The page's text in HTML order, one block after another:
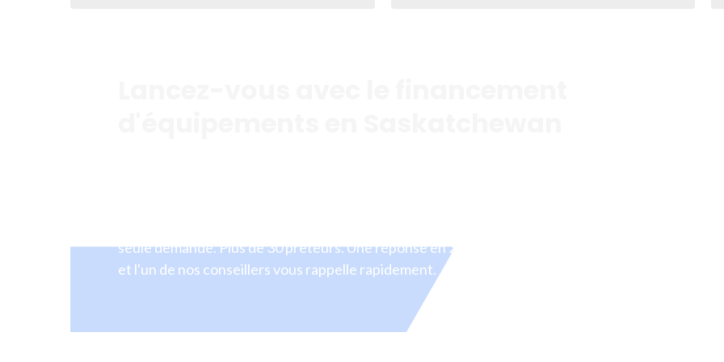
seule demande. Plus de 30 prêteurs. Une réponse en 24 à 48 heures. Remplissez le formulaire
et l'un de nos conseillers vous rappelle rapidement.